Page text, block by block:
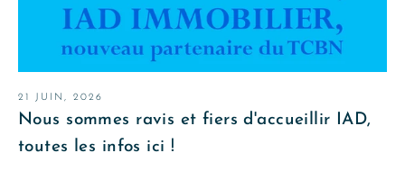
21 JUIN, 2026
Nous sommes ravis et fiers d'accueillir IAD,
toutes les infos ici !